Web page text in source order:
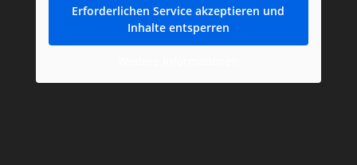
Erforderlichen Service akzeptieren und
Inhalte entsperren